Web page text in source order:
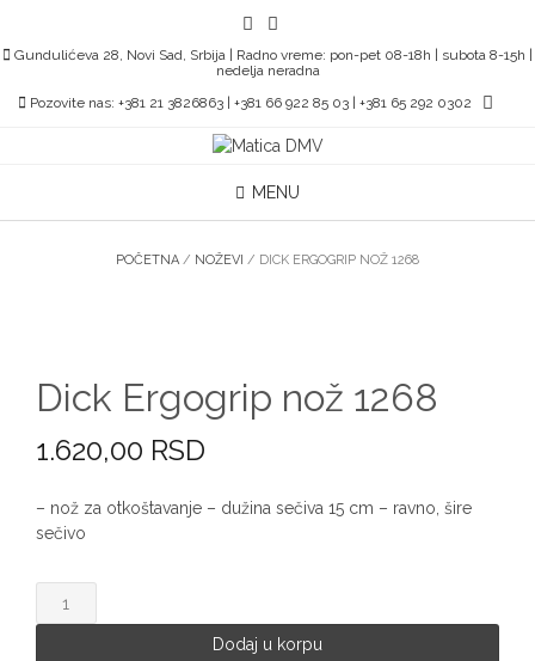
content
Gundulićeva 28, Novi Sad, Srbija | Radno vreme: pon-pet 08-18h | subota 8-15h |
nedelja neradna
Pozovite nas: +381 21 3826863 | +381 66 922 85 03 | +381 65 292 0302
MENU
POČETNA / NOŽEVI / DICK ERGOGRIP NOŽ 1268
Dick Ergogrip nož 1268
1.620,00 RSD
– nož za otkoštavanje – dužina sečiva 15 cm – ravno, šire
sečivo
Ergogrip
Dodaj u korpu